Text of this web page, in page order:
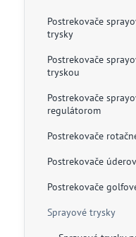
Postrekovače
trysky
Postrekovače
tryskou
Postrekovače
regulátorom
Postrekovače
Postrekovače
Postrekovače
Sprayové trysky